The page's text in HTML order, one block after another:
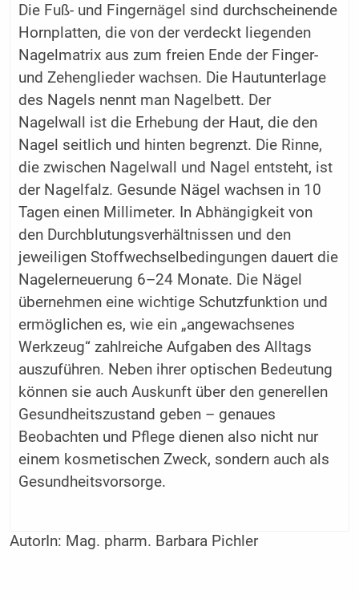
Die Fuß- und Fingernägel sind durchscheinende
Hornplatten, die von der verdeckt liegenden
Nagelmatrix aus zum freien Ende der Finger-
und Zehenglieder wachsen. Die Hautunterlage
des Nagels nennt man Nagelbett. Der
Nagelwall ist die Erhebung der Haut, die den
Nagel seitlich und hinten begrenzt. Die Rinne,
die zwischen Nagelwall und Nagel entsteht, ist
der Nagelfalz. Gesunde Nägel wachsen in 10
Tagen einen Millimeter. In Abhängigkeit von
den Durchblutungsverhältnissen und den
jeweiligen Stoffwechselbedingungen dauert die
Nagelerneuerung 6–24 Monate. Die Nägel
übernehmen eine wichtige Schutzfunktion und
ermöglichen es, wie ein „angewachsenes
Werkzeug“ zahlreiche Aufgaben des Alltags
auszuführen. Neben ihrer optischen Bedeutung
können sie auch Auskunft über den generellen
Gesundheitszustand geben – genaues
Beobachten und Pflege dienen also nicht nur
einem kosmetischen Zweck, sondern auch als
Gesundheitsvorsorge.
AutorIn: Mag. pharm. Barbara Pichler